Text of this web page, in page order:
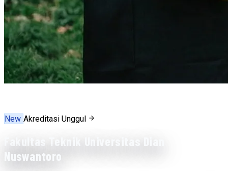
New Akreditasi Unggul
Fakultas Teknik Universitas Dian
Nuswantoro